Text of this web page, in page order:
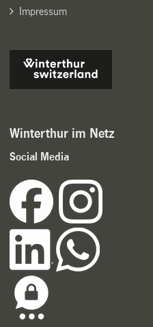
Impressum
Winterthur im Netz
Social Media